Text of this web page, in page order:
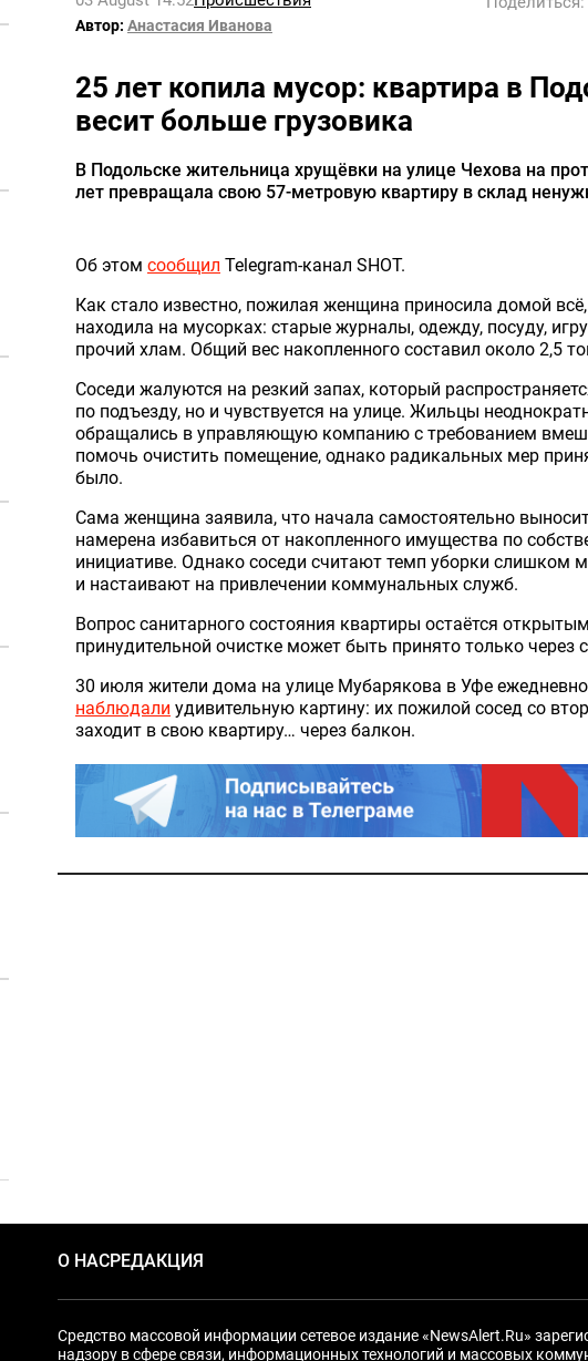
Автор: Анастасия Иванова
25 лет копила мусор: квартира в
весит больше грузовика
В Подольске жительница хрущёвки на улице Чехова на
лет превращала свою 57-метровую квартиру в склад
Об этом сообщил Telegram-канал SHOT.
Как стало известно, пожилая женщина приносила домой
находила на мусорках: старые журналы, одежду, посуду,
прочий хлам. Общий вес накопленного составил около 2,5
Соседи жалуются на резкий запах, который
по подъезду, но и чувствуется на улице. Жильцы
обращались в управляющую компанию с требованием
помочь очистить помещение, однако радикальных мер
было.
Сама женщина заявила, что начала самостоятельно
намерена избавиться от накопленного имущества по
инициативе. Однако соседи считают темп уборки слишком
и настаивают на привлечении коммунальных служб.
Вопрос санитарного состояния квартиры остаётся
принудительной очистке может быть принято только через
30 июля жители дома на улице Мубарякова в Уфе ежедневно
наблюдали удивительную картину: их пожилой сосед со
заходит в свою квартиру… через балкон.
О НАСРЕДАКЦИЯ
Средство массовой информации сетевое издание «NewsAlert.Ru»
надзору в сфере связи, информационных технологий и массовых